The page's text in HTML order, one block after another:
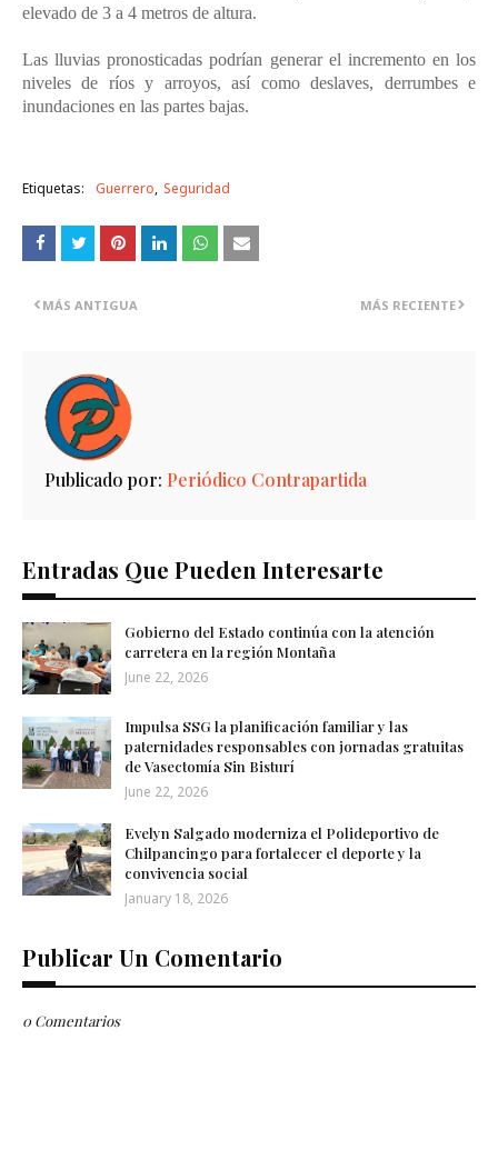
elevado de 3 a 4 metros de altura.
Las lluvias pronosticadas podrían generar el incremento en los
niveles de ríos y arroyos, así como deslaves, derrumbes e
inundaciones en las partes bajas.
Etiquetas: Guerrero Seguridad
MÁS RECIENTE
MÁS ANTIGUA
Publicado por: Periódico Contrapartida
Entradas Que Pueden Interesarte
Gobierno del Estado continúa con la atención
carretera en la región Montaña
June 22, 2026
Impulsa SSG la planificación familiar y las
paternidades responsables con jornadas gratuitas
de Vasectomía Sin Bisturí
June 22, 2026
Evelyn Salgado moderniza el Polideportivo de
Chilpancingo para fortalecer el deporte y la
convivencia social
January 18, 2026
Publicar Un Comentario
0 Comentarios